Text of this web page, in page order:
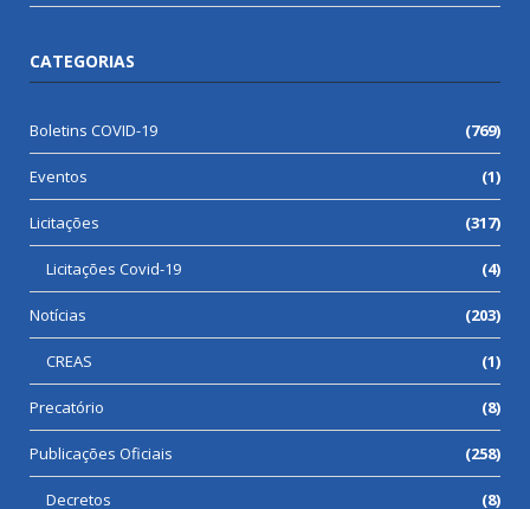
CATEGORIAS
Boletins COVID-19 (769)
Eventos (1)
Licitações (317)
Licitações Covid-19 (4)
Notícias (203)
CREAS (1)
Precatório (8)
Publicações Oficiais (258)
Decretos (8)